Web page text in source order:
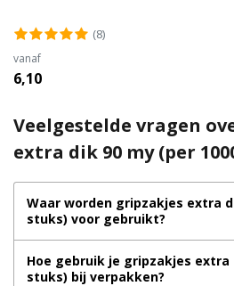
(8)
vanaf
6,10
Veelgestelde vragen
extra dik 90 my (per
Waar worden gripzakjes extra
stuks) voor gebruikt?
Hoe gebruik je gripzakjes extra
stuks) bij verpakken?